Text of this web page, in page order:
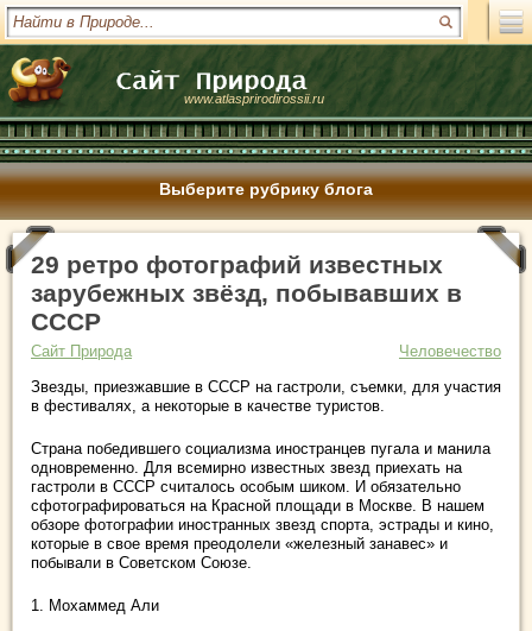
www.atlasprirodirossii.ru
Выберите рубрику блога
29 ретро фотографий известных
зарубежных звёзд, побывавших в
СССР
Сайт Природа
Человечество
Звезды, приезжавшие в СССР на гастроли, съемки, для участия
в фестивалях, а некоторые в качестве туристов.
Страна победившего социализма иностранцев пугала и манила
одновременно. Для всемирно известных звезд приехать на
гастроли в СССР считалось особым шиком. И обязательно
сфотографироваться на Красной площади в Москве. В нашем
обзоре фотографии иностранных звезд спорта, эстрады и кино,
которые в свое время преодолели «железный занавес» и
побывали в Советском Союзе.
1. Мохаммед Али